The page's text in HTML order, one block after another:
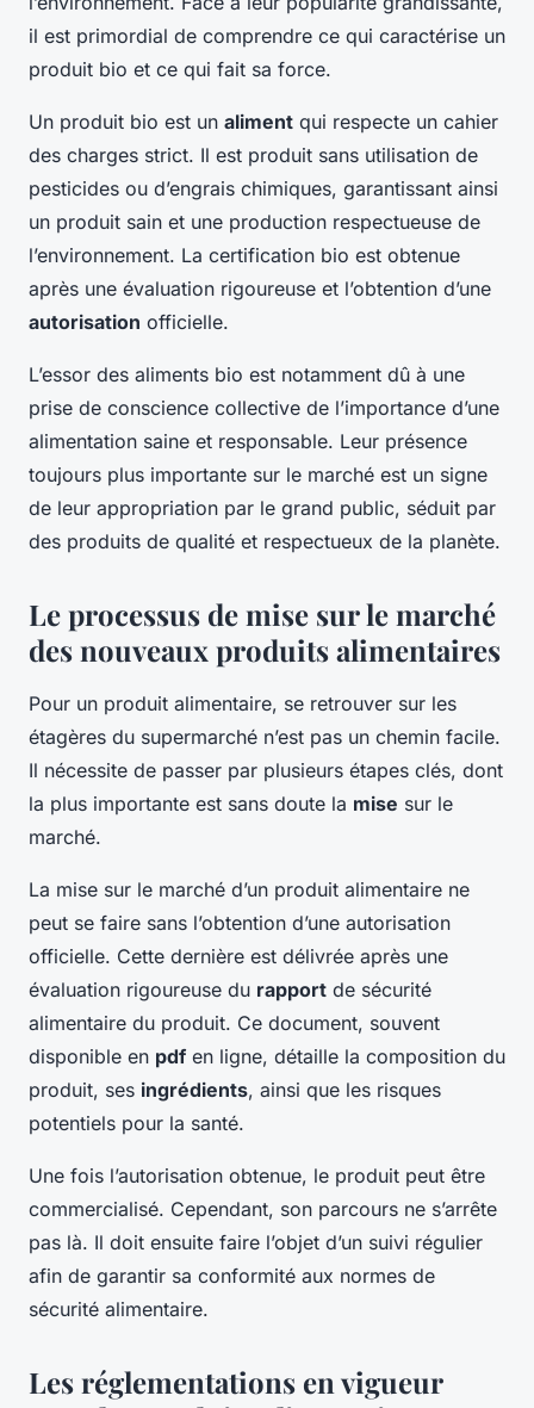
il est primordial de comprendre ce qui caractérise un
produit bio et ce qui fait sa force.
Un produit bio est un aliment qui respecte un cahier
des charges strict. Il est produit sans utilisation de
pesticides ou d’engrais chimiques, garantissant ainsi
un produit sain et une production respectueuse de
l’environnement. La certification bio est obtenue
après une évaluation rigoureuse et l’obtention d’une
autorisation officielle.
L’essor des aliments bio est notamment dû à une
prise de conscience collective de l’importance d’une
alimentation saine et responsable. Leur présence
toujours plus importante sur le marché est un signe
de leur appropriation par le grand public, séduit par
des produits de qualité et respectueux de la planète.
Le processus de mise sur le marché
des nouveaux produits alimentaires
Pour un produit alimentaire, se retrouver sur les
étagères du supermarché n’est pas un chemin facile.
Il nécessite de passer par plusieurs étapes clés, dont
la plus importante est sans doute la mise sur le
marché.
La mise sur le marché d’un produit alimentaire ne
peut se faire sans l’obtention d’une autorisation
officielle. Cette dernière est délivrée après une
évaluation rigoureuse du rapport de sécurité
alimentaire du produit. Ce document, souvent
disponible en pdf en ligne, détaille la composition du
produit, ses ingrédients, ainsi que les risques
potentiels pour la santé.
Une fois l’autorisation obtenue, le produit peut être
commercialisé. Cependant, son parcours ne s’arrête
pas là. Il doit ensuite faire l’objet d’un suivi régulier
afin de garantir sa conformité aux normes de
sécurité alimentaire.
Les réglementations en vigueur